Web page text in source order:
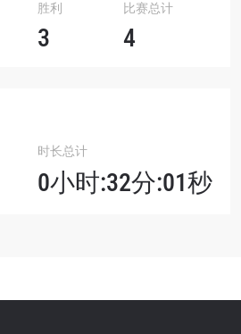
胜利
3
比赛总计
4
时长总计
0小时:32分:01秒